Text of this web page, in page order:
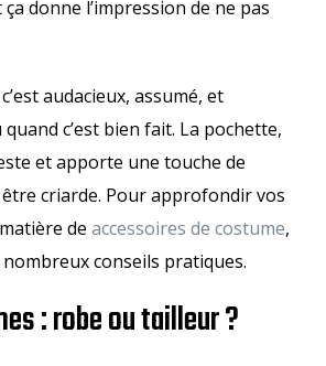
donne l’impression de ne pas
audacieux, assumé, et
c’est bien fait. La pochette,
et apporte une touche de
criarde. Pour approfondir vos
de accessoires de costume,
conseils pratiques.
: robe ou tailleur ?